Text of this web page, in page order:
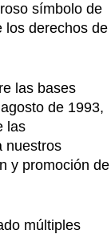
símbolo de
los derechos de
las bases
de 1993,
las
nuestros
y promoción de
múltiples